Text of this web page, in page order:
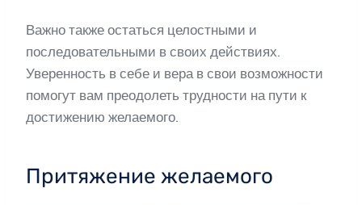
Важно также остаться целостными и
последовательными в своих действиях.
Уверенность в себе и вера в свои возможности
помогут вам преодолеть трудности на пути к
достижению желаемого.
Притяжение желаемого